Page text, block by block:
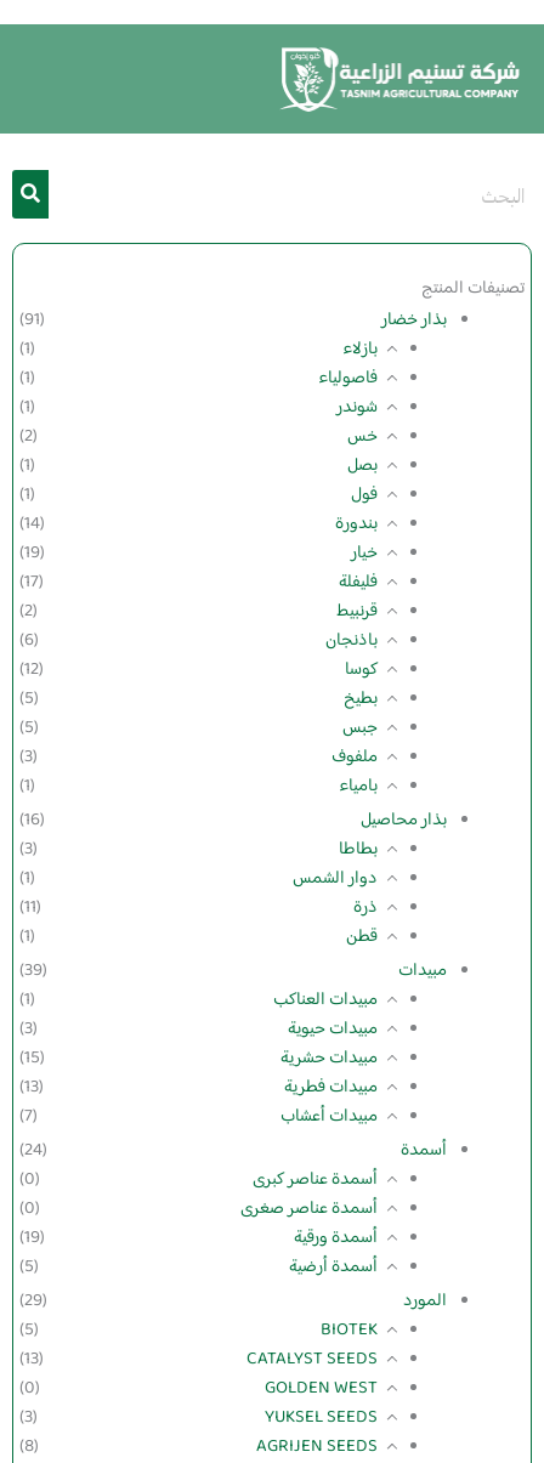
المحتوى
تصنيفات المنتج
بذار خضار
(91)
بازلاء
(1)
فاصولياء
(1)
شوندر
(1)
خس
(2)
بصل
(1)
فول
(1)
بندورة
(14)
خيار
(19)
فليفلة
(17)
قرنبيط
(2)
باذنجان
(6)
كوسا
(12)
بطيخ
(5)
جبس
(5)
ملفوف
(3)
بامياء
(1)
بذار محاصيل
(16)
بطاطا
(3)
دوار الشمس
(1)
ذرة
(11)
قطن
(1)
مبيدات
(39)
مبيدات العناكب
(1)
مبيدات حيوية
(3)
مبيدات حشرية
(15)
مبيدات فطرية
(13)
مبيدات أعشاب
(7)
أسمدة
(24)
أسمدة عناصر كبرى
(0)
أسمدة عناصر صغرى
(0)
أسمدة ورقية
(19)
أسمدة أرضية
(5)
المورد
(29)
BIOTEK
(5)
CATALYST SEEDS
(13)
GOLDEN WEST
(0)
YUKSEL SEEDS
(3)
AGRIJEN SEEDS
(8)